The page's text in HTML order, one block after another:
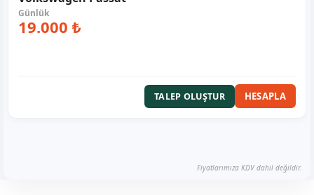
19.000 ₺
TALEP OLUŞTUR HESAPLA
Fiyatlarımıza KDV dahil değildir.